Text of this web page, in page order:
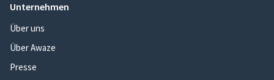
Unternehmen
Über uns
Über Awaze
Presse